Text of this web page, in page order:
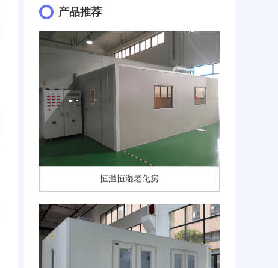
产品推荐
恒温恒湿老化房